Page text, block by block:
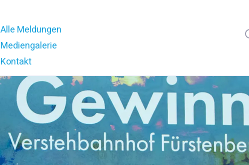
Alle Meldungen
Mediengalerie
Kontakt